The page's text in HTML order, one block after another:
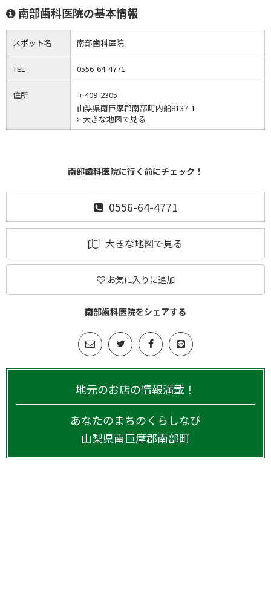
南部歯科医院の基本情報
スポット名 南部歯科医院
TEL 0556-64-4771
住所
〒409-2305
山梨県南巨摩郡南部町内船8137-1
大きな地図で見る
南部歯科医院に行く前にチェック！
0556-64-4771
大きな地図で見る
お気に入りに追加
南部歯科医院をシェアする
地元のお店の情報満載！
あなたのまちのくらしなび
山梨県南巨摩郡南部町